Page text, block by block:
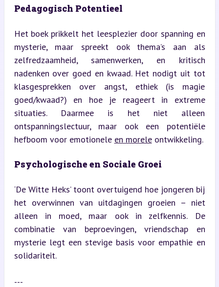
Pedagogisch Potentieel
Het boek prikkelt het leesplezier door spanning en
mysterie, maar spreekt ook thema’s aan als
zelfredzaamheid, samenwerken, en kritisch
nadenken over goed en kwaad. Het nodigt uit tot
klasgesprekken over angst, ethiek (is magie
goed/kwaad?) en hoe je reageert in extreme
situaties. Daarmee is het niet alleen
ontspanningslectuur, maar ook een potentiële
hefboom voor emotionele en morele ontwikkeling.
Psychologische en Sociale Groei
‘De Witte Heks’ toont overtuigend hoe jongeren bij
het overwinnen van uitdagingen groeien – niet
alleen in moed, maar ook in zelfkennis. De
combinatie van beproevingen, vriendschap en
mysterie legt een stevige basis voor empathie en
solidariteit.
---